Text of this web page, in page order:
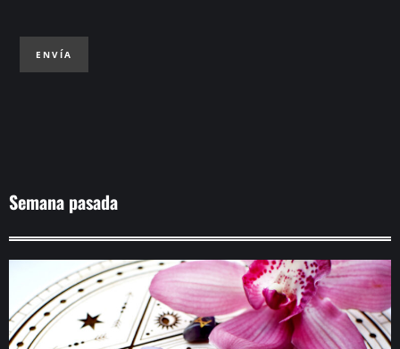
ENVÍA
Semana pasada